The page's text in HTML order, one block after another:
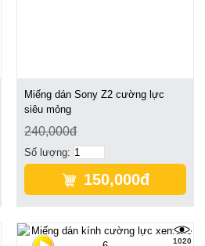
Miếng dán Sony Z2 cường lực
siêu mỏng
240,000đ
Số lượng:
150,000đ
1020